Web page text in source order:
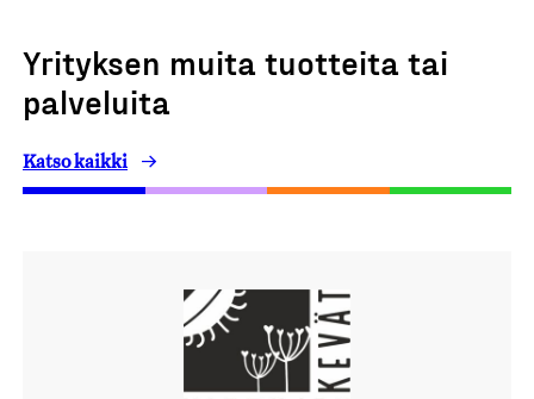
Yrityksen muita tuotteita tai
palveluita
Katso kaikki